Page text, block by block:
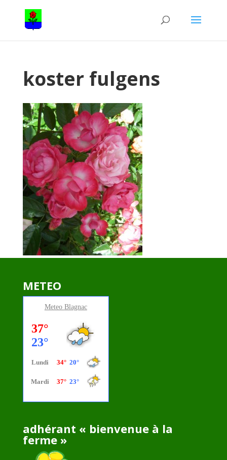
koster fulgens
METEO
Meteo Blagnac
adhérant « bienvenue à la
ferme »